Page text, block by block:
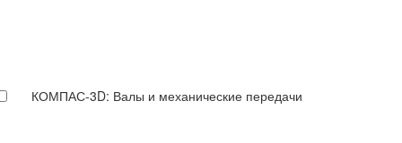
КОМПАС-3D: Валы и механические передачи